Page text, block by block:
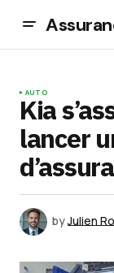
AUTO
Kia
lancer
byJulien